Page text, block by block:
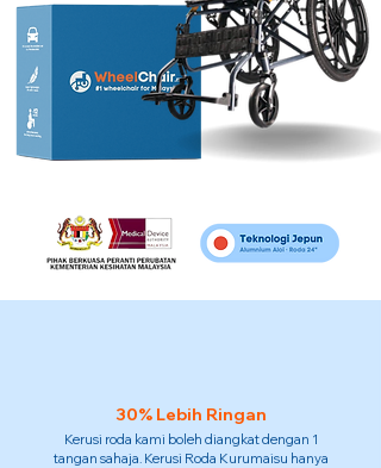
30% Lebih Ringan
Kerusi roda kami boleh diangkat dengan 1
tangan sahaja. Kerusi Roda Kurumaisu hanya